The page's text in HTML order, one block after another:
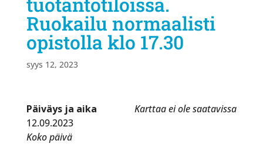
Ruokailu normaalisti
opistolla klo 17.30
syys 12, 2023
Karttaa ei ole saatavissa
Päiväys ja aika
12.09.2023
Koko päivä